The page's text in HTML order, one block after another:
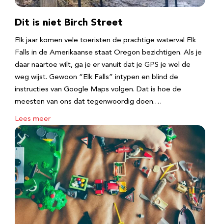
Dit is niet Birch Street
Elk jaar komen vele toeristen de prachtige waterval Elk
Falls in de Amerikaanse staat Oregon bezichtigen. Als je
daar naartoe wilt, ga je er vanuit dat je GPS je wel de
weg wijst. Gewoon “Elk Falls” intypen en blind de
instructies van Google Maps volgen. Dat is hoe de
meesten van ons dat tegenwoordig doen.…
Lees meer